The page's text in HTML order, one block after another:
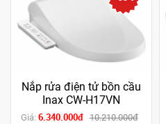
Nắp rửa điện tử bồn cầu
Inax CW-H17VN
Giá: 6.340.000đ 10.210.000đ